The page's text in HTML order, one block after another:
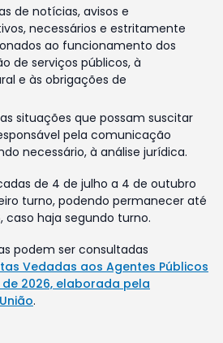
de notícias, avisos e
necessários e estritamente
ao funcionamento dos
de serviços públicos, à
e às obrigações de
situações que possam suscitar
pela comunicação
necessário, à análise jurídica.
de 4 de julho a 4 de outubro
turno, podendo permanecer até
caso haja segundo turno.
podem ser consultadas
Vedadas aos Agentes Públicos
de 2026, elaborada pela
.